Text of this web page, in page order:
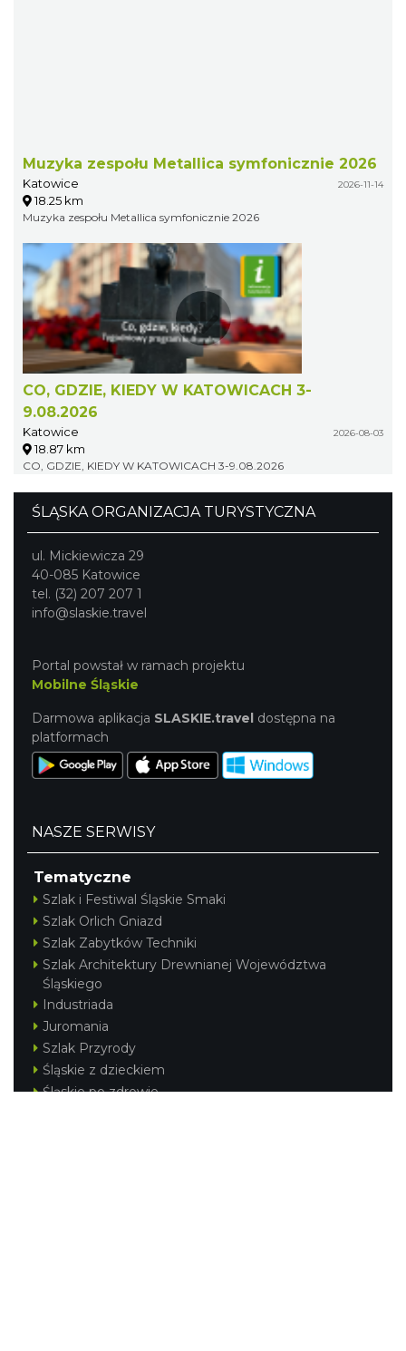
Muzyka zespołu Metallica symfonicznie 2026
Katowice 2026-11-14
18.25 km
Muzyka zespołu Metallica symfonicznie 2026
CO, GDZIE, KIEDY W KATOWICACH 3-
9.08.2026
Katowice 2026-08-03
18.87 km
CO, GDZIE, KIEDY W KATOWICACH 3-9.08.2026
ŚLĄSKA ORGANIZACJA TURYSTYCZNA
ul. Mickiewicza 29
40-085 Katowice
tel. (32) 207 207 1
info@slaskie.travel
Portal powstał w ramach projektu
Mobilne Śląskie
Darmowa aplikacja SLASKIE.travel dostępna na
platformach
NASZE SERWISY
Tematyczne
Szlak i Festiwal Śląskie Smaki
Szlak Orlich Gniazd
Szlak Zabytków Techniki
Szlak Architektury Drewnianej Województwa
Śląskiego
Industriada
Juromania
Szlak Przyrody
Śląskie z dzieckiem
Śląskie po zdrowie